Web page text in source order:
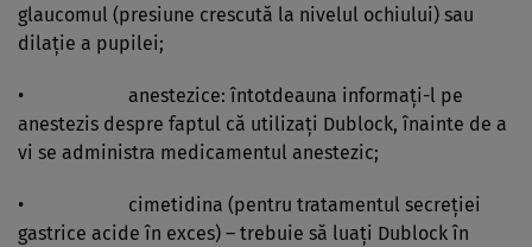
glaucomul (presiune crescută la nivelul ochiului) sau
dilaţie a pupilei;
• anestezice: întotdeauna informaţi-l pe
anestezis despre faptul că utilizaţi Dublock, înainte de a
vi se administra medicamentul anestezic;
• cimetidina (pentru tratamentul secreţiei
gastrice acide în exces) – trebuie să luaţi Dublock în